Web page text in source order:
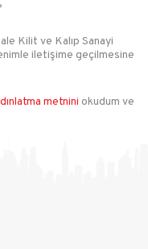
Kilit ve Kalıp Sanayi
iletişime geçilmesine
metnini okudum ve